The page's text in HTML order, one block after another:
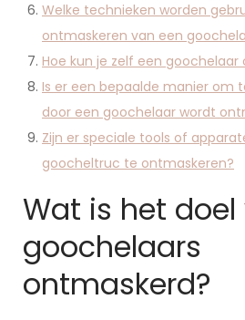
Welke technieken worden
ontmaskeren van een
Hoe kun je zelf een goochelaar
Is er een bepaalde manier om
door een goochelaar wordt
Zijn er speciale tools of
goocheltruc te ontmaskeren?
Wat is het doel
goochelaars
ontmaskerd?